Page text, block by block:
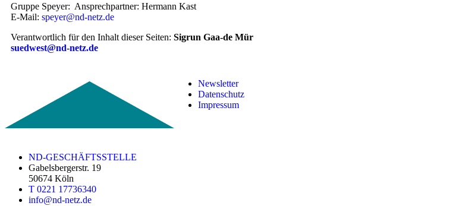
Gruppe Speyer: Ansprechpartner: Hermann Kast
E-Mail: speyer@nd-netz.de
Verantwortlich für den Inhalt dieser Seiten: Sigrun Gaa-de Mür
suedwest@nd-netz.de
ND-GESCHÄFTSSTELLE
Gabelsbergerstr. 19
50674 Köln
T 0221 17736340
info@nd-netz.de
Newsletter
Datenschutz
Impressum